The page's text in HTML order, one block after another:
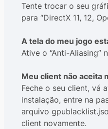
Tente trocar o seu
para “DirectX 11, 12,
A tela do meu jogo
Ative o “Anti-Aliasing”
Meu client não aceita
Feche o seu client, vá
instalação, entre na
arquivo
client novamente.